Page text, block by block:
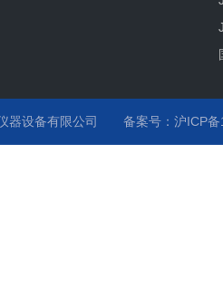
器设备有限公司 备案号：沪ICP